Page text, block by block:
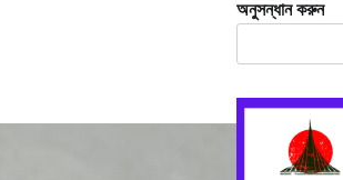
অনুসন্ধান করুন